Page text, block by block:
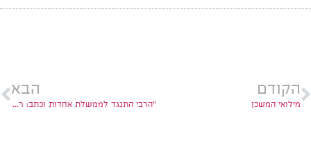
הקודם
מילואי המשכן
הבא
"הרבי התנגד לממשלת אחדות וכתב: רחמנא ליצלן"